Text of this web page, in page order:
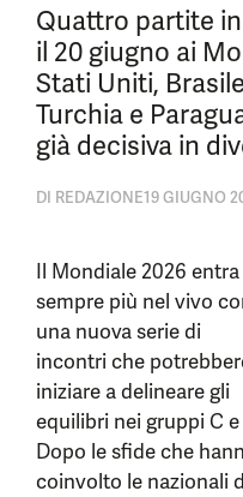
Quattro partite
il 20 giugno ai
Stati Uniti,
Turchia e
già decisiva in
DI REDAZIONE19 GIUGNO
Il Mondiale 2026 entra
sempre più nel vivo
una nuova serie di
incontri che
iniziare a delineare gli
equilibri nei gruppi C e
Dopo le sfide che
coinvolto le nazionali